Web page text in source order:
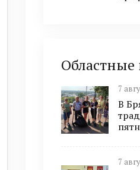
Областные
7
В
7